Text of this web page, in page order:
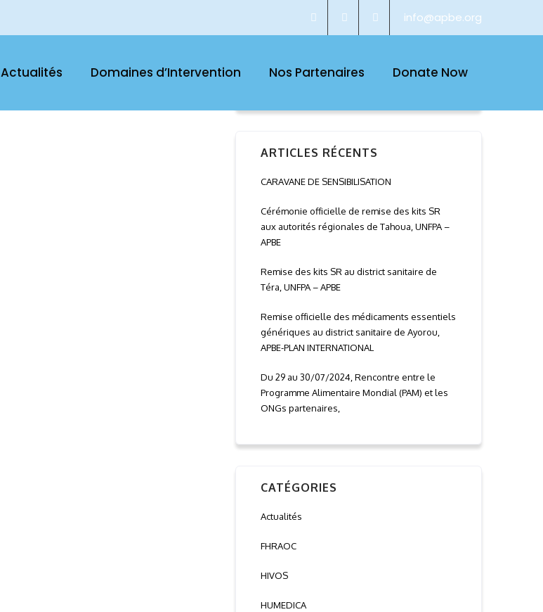
info@apbe.org
Actualités Domaines d’Intervention Nos Partenaires Donate Now
ARTICLES RÉCENTS
CARAVANE DE SENSIBILISATION
Cérémonie officielle de remise des kits SR
aux autorités régionales de Tahoua, UNFPA –
APBE
Remise des kits SR au district sanitaire de
Téra, UNFPA – APBE
Remise officielle des médicaments essentiels
génériques au district sanitaire de Ayorou,
APBE-PLAN INTERNATIONAL
Du 29 au 30/07/2024, Rencontre entre le
Programme Alimentaire Mondial (PAM) et les
ONGs partenaires,
CATÉGORIES
Actualités
FHRAOC
HIVOS
HUMEDICA